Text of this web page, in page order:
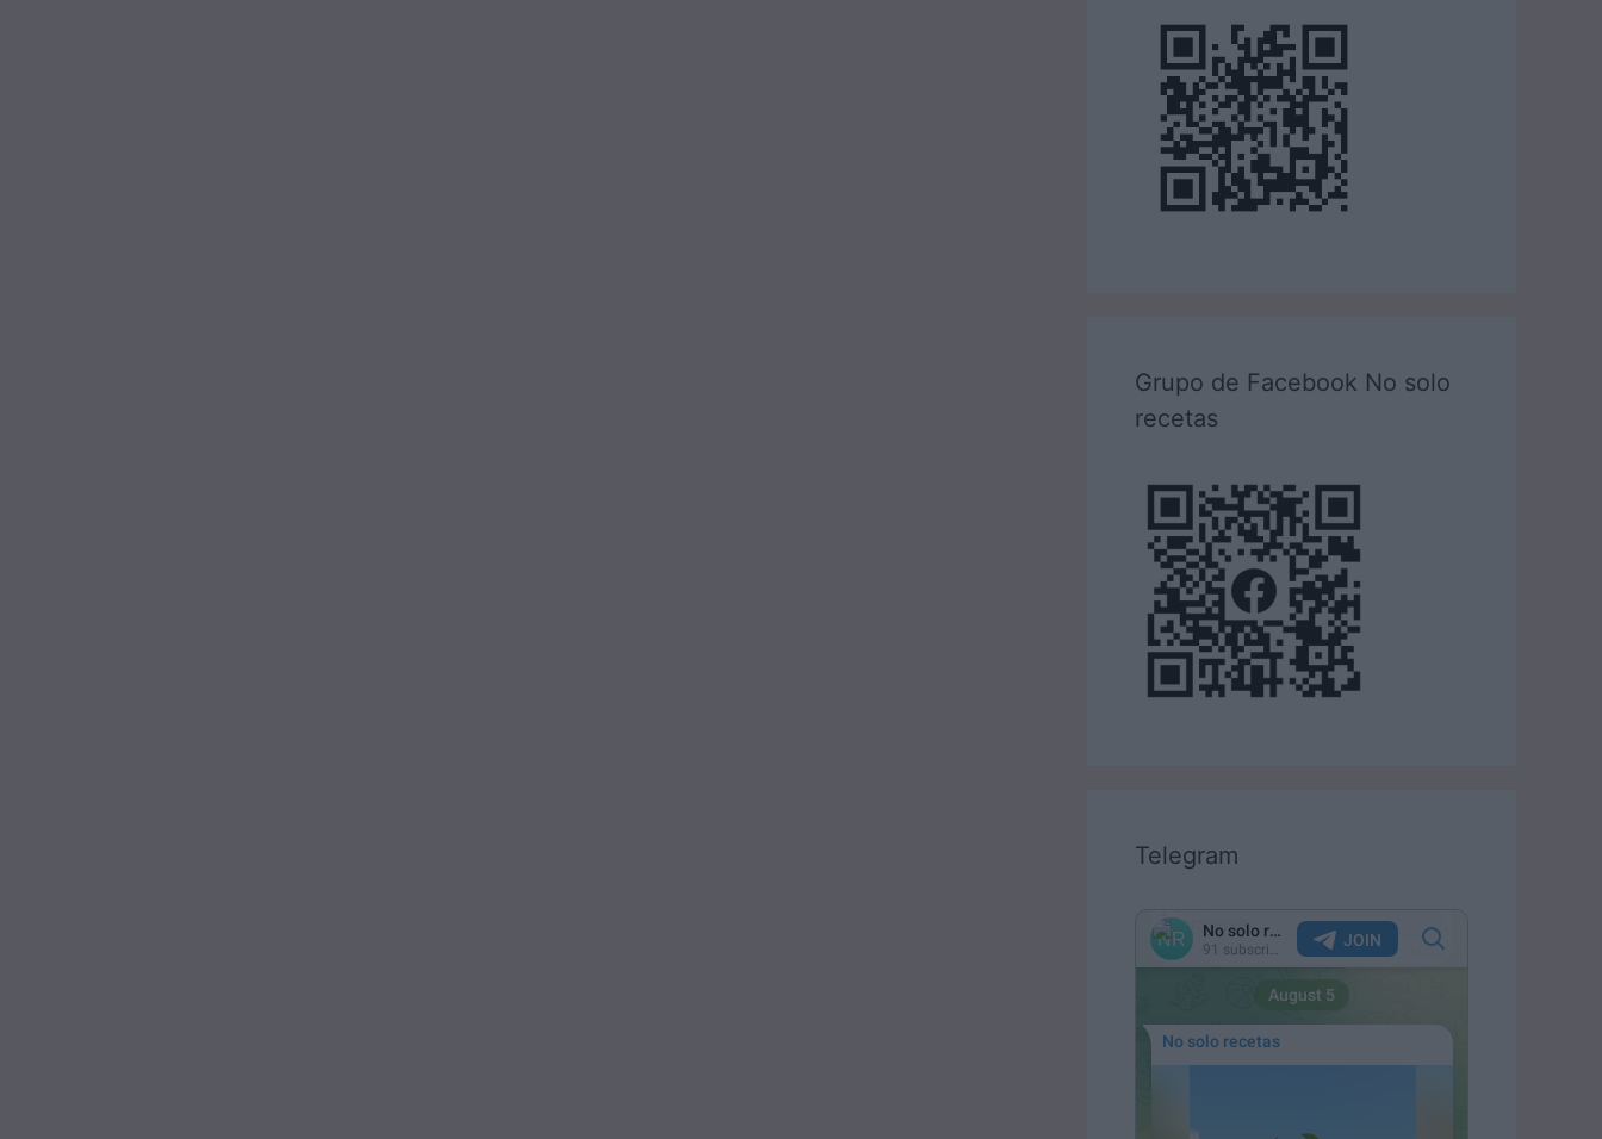
Grupo de Facebook No solo
recetas
Telegram